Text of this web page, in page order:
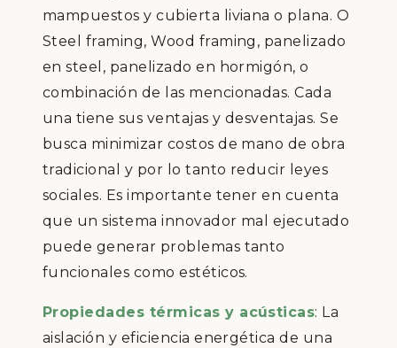
mampuestos y cubierta liviana o plana. O
Steel framing, Wood framing, panelizado
en steel, panelizado en hormigón, o
combinación de las mencionadas. Cada
una tiene sus ventajas y desventajas. Se
busca minimizar costos de mano de obra
tradicional y por lo tanto reducir leyes
sociales. Es importante tener en cuenta
que un sistema innovador mal ejecutado
puede generar problemas tanto
funcionales como estéticos.
Propiedades térmicas y acústicas: La
aislación y eficiencia energética de una